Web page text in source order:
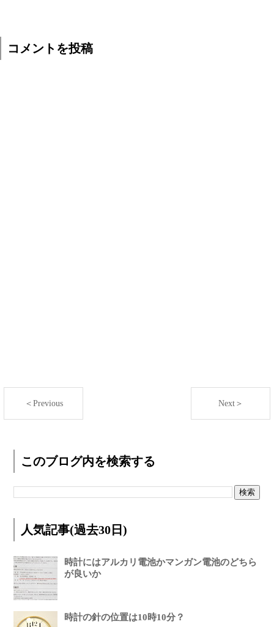
コメントを投稿
＜Previous Next＞
このブログ内を検索する
人気記事(過去30日)
時計にはアルカリ電池かマンガン電池のどちら
が良いか
時計の針の位置は10時10分？